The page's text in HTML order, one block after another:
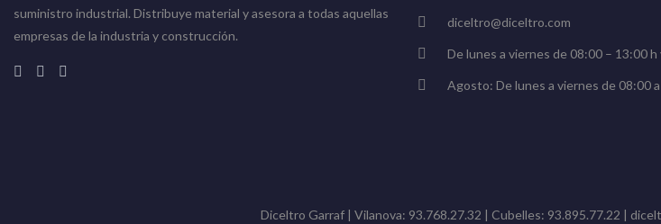
suministro industrial. Distribuye material y asesora a todas aquellas
empresas de la industria y construcción.
diceltro@diceltro.com
De lunes a viernes de 08:00 – 13:00
Agosto: De lunes a viernes de 08:00
Diceltro Garraf | Vilanova: 93.768.27.32 | Cubelles: 93.895.77.22 |